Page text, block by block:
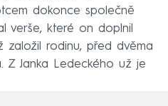
dokonce společně
verše, které on doplnil
založil rodinu, před dvěma
Z Janka Ledeckého už je